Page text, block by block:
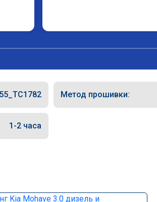
Метод прошивки:
1-2 часа